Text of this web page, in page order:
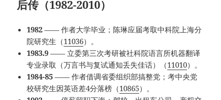
后传（1982-2010）
1982 —— 作者大学毕业；陈琳应届考取中科院上海分
院研究生（11036）。
1983.9 —— 立委第三次考研被社科院语言所机器翻译
专业录取（万言书与复试通知丢失佳话）（11010）。
1984-85 —— 作者借调省委组织部搞整党；考中央党
校研究生因英语差4分落榜（10865）。